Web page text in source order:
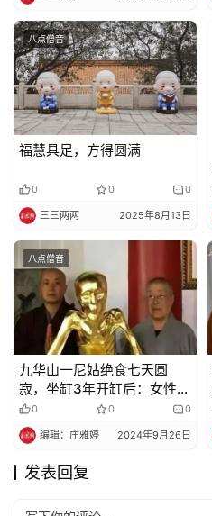
八点僧音
福慧具足，方得圆满
0 0 0
三三两两 2025年8月13日
八点僧音
九华山一尼姑绝食七天圆
寂，坐缸3年开缸后：女性特
征全无!（转发功德无量）
0 0 0
编辑：庄雅婷 2024年9月26日
发表回复